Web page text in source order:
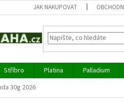
JAK NAKUPOVAT
Stříbro Platina Palladium
30g 2026